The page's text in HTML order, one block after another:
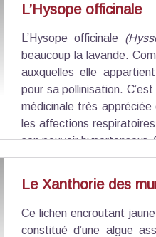
écran
écran
L’Hysope officinale
L’Hysope officinale
beaucoup la lavande.
auxquelles elle
pour sa pollinisation.
médicinale très
les affections
son pouvoir hypertenseur.
facilement : de ce fait, elle
Le Xanthorie des
Ce lichen encroutant jaune
constitué d’une algue